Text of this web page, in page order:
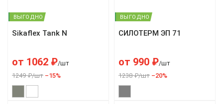
ВЫГОДНО
Sikaflex Tank N
от 1062 ₽/шт
1249 ₽/шт –15%
ВЫГОДНО
СИЛОТЕРМ ЭП 71
от 990 ₽/шт
1238 ₽/шт –20%